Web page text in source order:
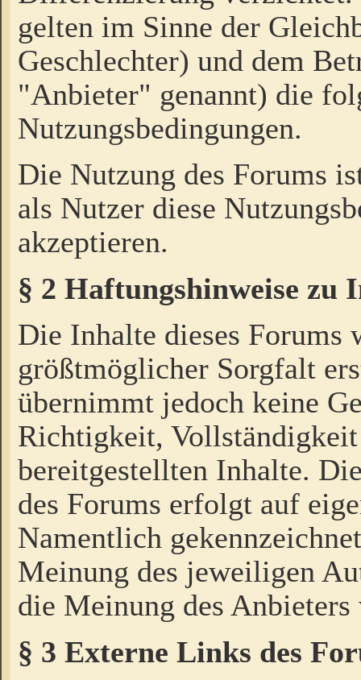
gelten im Sinne der
Geschlechter) und dem
"Anbieter" genannt) die
Nutzungsbedingungen.
Die Nutzung des Forums
als Nutzer diese
akzeptieren.
§ 2 Haftungshinweise zu
Die Inhalte dieses Forums
größtmöglicher Sorgfalt
übernimmt jedoch keine
Richtigkeit,
bereitgestellten Inhalte.
des Forums erfolgt auf
Namentlich
Meinung des jeweiligen
die Meinung des Anbieters
§ 3 Externe Links des